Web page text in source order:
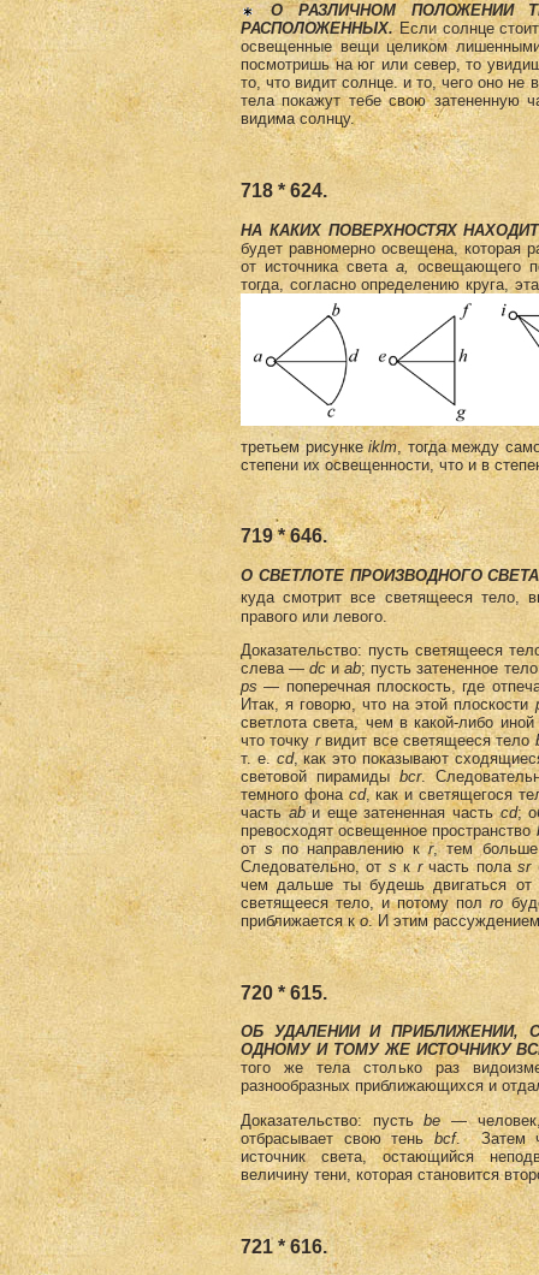
О РАЗЛИЧНОМ ПОЛОЖЕНИИ
РАСПОЛОЖЕННЫХ.Если солнце
освещенные вещи целиком
посмотришь на юг или север, то
то, что видит солнце. и то, чего оно
тела покажут тебе свою затененную
видима солнцу.
718 * 624.
НА КАКИХ ПОВЕРХНОСТЯХ
будет равномерно освещена, которая
от источника света а, освещающего
тогда, согласно определению круга,
третьем рисункеiklm , тогда между
степени их освещенности, что и в
719 * 646.
О СВЕТЛОТЕ ПРОИЗВОДНОГО СВЕТА
куда смотрит все светящееся тело,
правого или левого.
Доказательство: пусть светящееся
слева —dc иab; пусть затененное
ps — попереч­ная плоскость, где
Итак, я говорю, что на этой плоскости
светлота света, чем в ка­кой-либо
что точку rвидит все светящееся тело
т. е. cd, как это показывают
световой пирамидыbсr.
темного фонаcd, как и светящегося
частьabи еще затененная частьcd;
пре­восходят освещенное пространство
отs по направлению кr, тем
Следовательно, от sк rчасть полаsr
чем дальше ты будешь двигаться от
светящееся тело, и потому полro
приближается ко. И этим
720 * 615.
ОБ УДАЛЕНИИ И ПРИБЛИЖЕНИИ,
ОДНОМУ И ТОМУ ЖЕ ИСТОЧНИКУ
того же тела столько раз
разнообразных приближающихся и
Доказательство: пустьbe— человек,
отбрасывает свою теньbcf. Затем
источник света, остающийся
величину тени, которая становится
721 * 616.